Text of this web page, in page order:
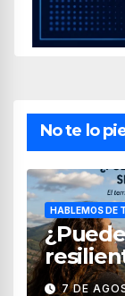
No te lo
HABLEMOS DE
7 DE